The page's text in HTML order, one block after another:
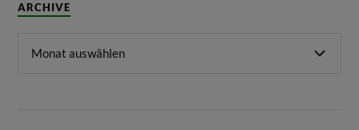
ARCHIVE